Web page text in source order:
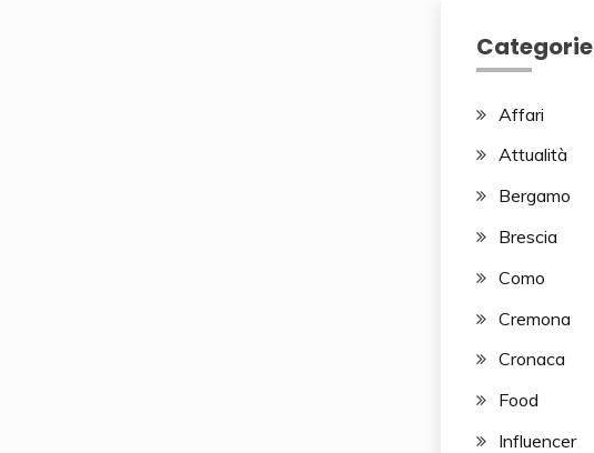
Categorie
Affari
Attualità
Bergamo
Brescia
Como
Cremona
Cronaca
Food
Influencer